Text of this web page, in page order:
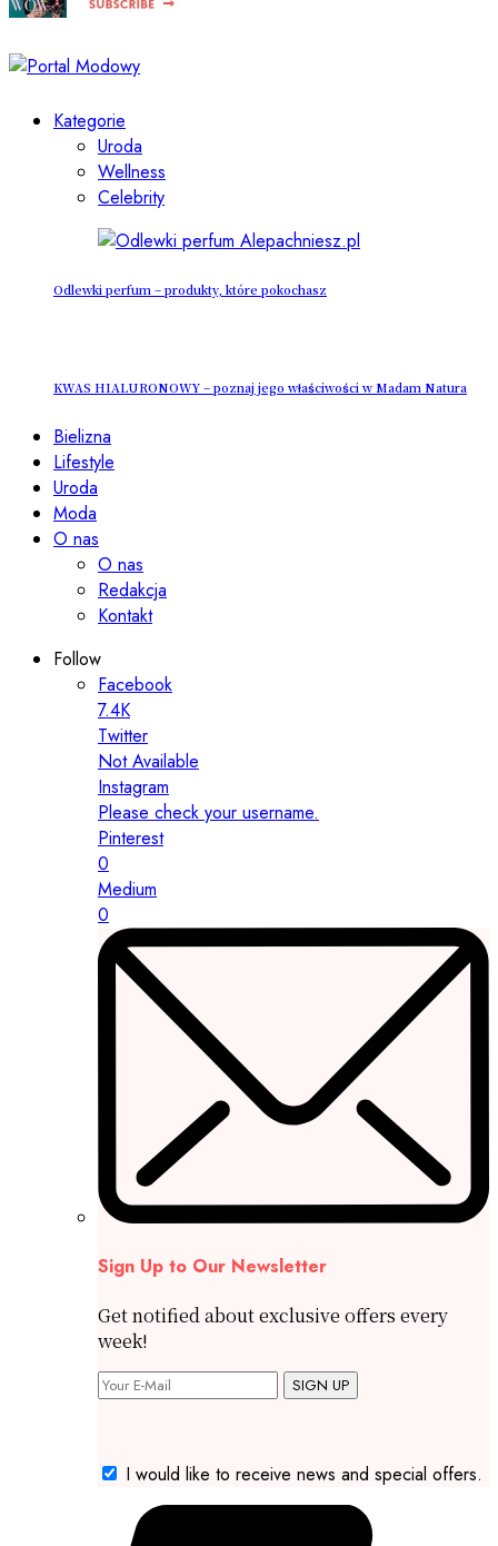
Kategorie
Uroda
Wellness
Celebrity
Odlewki perfum – produkty, które pokochasz
KWAS HIALURONOWY – poznaj jego właściwości w Madam Natura
Bielizna
Lifestyle
Uroda
Moda
O nas
O nas
Redakcja
Kontakt
Follow
Facebook
7.4K
Twitter
Not Available
Instagram
Please check your username.
Pinterest
0
Medium
0
Sign Up to Our Newsletter
Get notified about exclusive offers every
week!
SIGN UP
I would like to receive news and special offers.